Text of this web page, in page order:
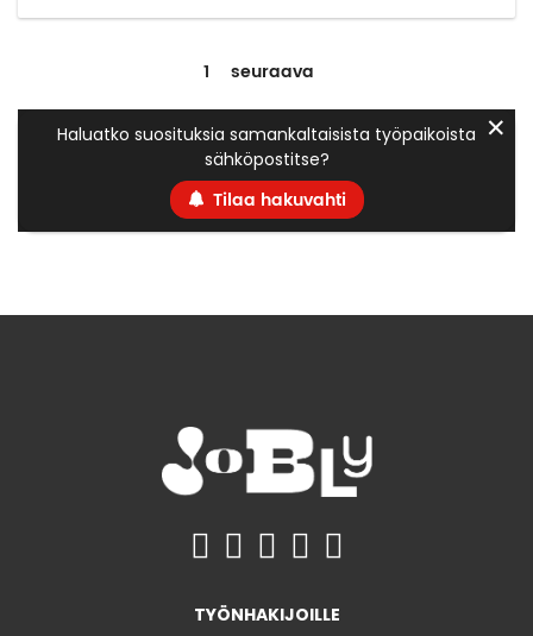
1 seuraava
Haluatko suosituksia samankaltaisista työpaikoista
sähköpostitse?
Tilaa hakuvahti
✕
TYÖNHAKIJOILLE